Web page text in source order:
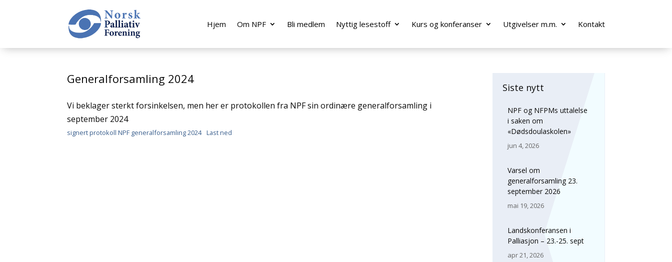
Hjem Om NPF Bli medlem Nyttig lesestoff Kurs og konferanser Utgivelser m.m. Kontakt
Generalforsamling 2024
Vi beklager sterkt forsinkelsen, men her er protokollen fra NPF sin ordinære generalforsamling i
september 2024
signert protokoll NPF generalforsamling 2024 Last ned
Siste nytt
NPF og NFPMs uttalelse
i saken om
«Dødsdoulaskolen»
jun 4, 2026
Varsel om
generalforsamling 23.
september 2026
mai 19, 2026
Landskonferansen i
Palliasjon – 23.-25. sept
apr 21, 2026